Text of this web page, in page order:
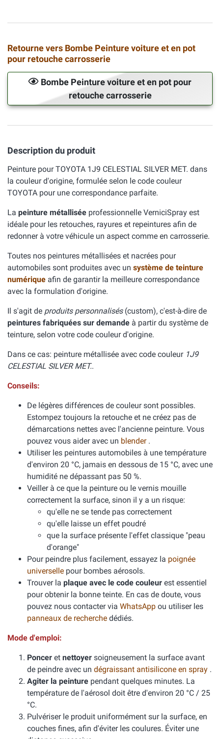
Retourne vers Bombe Peinture voiture et en pot
pour retouche carrosserie
Bombe Peinture voiture et en pot pour
retouche carrosserie
Description du produit
Peinture pour TOYOTA 1J9 CELESTIAL SILVER MET. dans
la couleur d'origine, formulée selon le code couleur
TOYOTA pour une correspondance parfaite.
La peinture métallisée professionnelle VerniciSpray est
idéale pour les retouches, rayures et repeintures afin de
redonner à votre véhicule un aspect comme en carrosserie.
Toutes nos peintures métallisées et nacrées pour
automobiles sont produites avec un système de teinture
numérique afin de garantir la meilleure correspondance
avec la formulation d'origine.
Il s'agit de produits personnalisés(custom), c'est-à-dire de
peintures fabriquées sur demande à partir du système de
teinture, selon votre code couleur d'origine.
Dans ce cas: peinture métallisée avec code couleur 1J9
CELESTIAL SILVER MET..
Conseils:
De légères différences de couleur sont possibles.
Estompez toujours la retouche et ne créez pas de
démarcations nettes avec l'ancienne peinture. Vous
pouvez vous aider avec un blender .
Utiliser les peintures automobiles à une température
d'environ 20 °C, jamais en dessous de 15 °C, avec une
humidité ne dépassant pas 50 %.
Veiller à ce que la peinture ou le vernis mouille
correctement la surface, sinon il y a un risque:
qu'elle ne se tende pas correctement
qu'elle laisse un effet poudré
que la surface présente l'effet classique "peau
d'orange"
Pour peindre plus facilement, essayez la poignée
universelle pour bombes aérosols.
Trouver la plaque avec le code couleur est essentiel
pour obtenir la bonne teinte. En cas de doute, vous
pouvez nous contacter via WhatsApp ou utiliser les
panneaux de recherche dédiés.
Mode d'emploi:
Poncer et nettoyer soigneusement la surface avant
de peindre avec un dégraissant antisilicone en spray .
Agiter la peinture pendant quelques minutes. La
température de l'aérosol doit être d'environ 20 °C / 25
°C.
Pulvériser le produit uniformément sur la surface, en
couches fines, afin d'éviter les coulures. Éviter une